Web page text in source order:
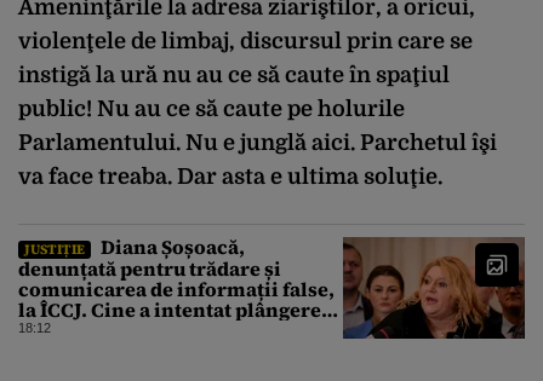
Ameninţările la adresa ziariştilor, a oricui,
violenţele de limbaj, discursul prin care se
instigă la ură nu au ce să caute în spaţiul
public! Nu au ce să caute pe holurile
Parlamentului. Nu e junglă aici. Parchetul îşi
va face treaba. Dar asta e ultima soluţie.
JUSTIȚIE
Diana Șoșoacă,
denunțată pentru trădare și
comunicarea de informații false,
la ÎCCJ. Cine a intentat plângerea
penală
18:12